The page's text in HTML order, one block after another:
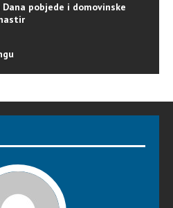
pobjede i domovinske